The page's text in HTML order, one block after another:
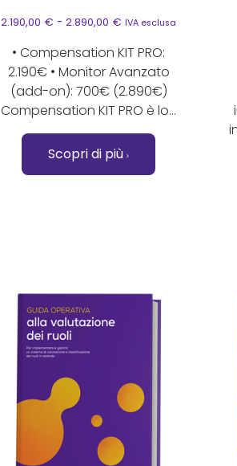
2.190,00 € - 2.890,00 € Fascia di prezzo: da
IVA esclusa
• Compensation KIT PRO:
2.190€ • Monitor Avanzato
(add-on): 700€ (2.890€)
Compensation KIT PRO è lo...
Scopri di più
Questo prodotto ha più varianti. Le